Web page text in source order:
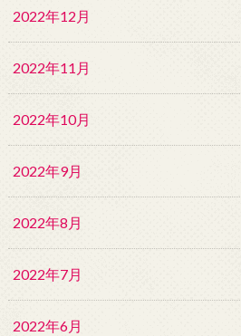
2022年12月
2022年11月
2022年10月
2022年9月
2022年8月
2022年7月
2022年6月